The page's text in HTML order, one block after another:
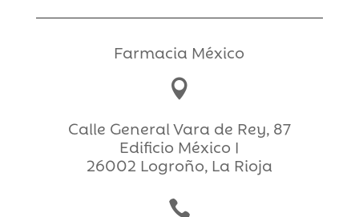
Farmacia México

Calle General Vara de Rey, 87
Edificio México I
26002 Logroño, La Rioja
